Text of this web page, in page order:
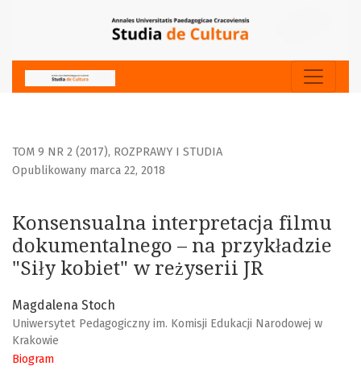
TOM 9 NR 2 (2017), ROZPRAWY I STUDIA
Konsensualna interpretacja filmu
dokumentalnego – na przykładzie
"Siły kobiet" w reżyserii JR
Opublikowany marca 22, 2018
Magdalena Stoch
Uniwersytet Pedagogiczny im. Komisji Edukacji Narodowej w
Krakowie
Biogram